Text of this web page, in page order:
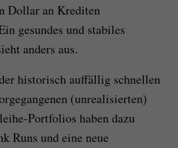
Dollar an Krediten
gesundes und stabiles
anders aus.
historisch auffällig schnellen
(unrealisierten)
Portfolios haben dazu
Runs undeine neue